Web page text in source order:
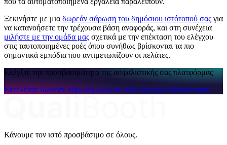
Ξεκινήστε με μια δωρεάν σάρωση του δημόσιου ιστότοπού σας για
να κατανοήσετε την τρέχουσα βάση αναφοράς, και στη συνέχεια
μιλήστε με την ομάδα μας σχετικά με την επέκταση του ελέγχου
στις ταυτοποιημένες ροές όπου συνήθως βρίσκονται τα πιο
σημαντικά εμπόδια που αντιμετωπίζουν οι πελάτες.
Ελέγξτε την προσβασιμότητα της ασφαλιστικής σας πλατφόρμας
Εκτελέστε δωρεάν σάρωση Δωρεάν σάρωση προσβασιμότητας
Κάνουμε τον ιστό προσβάσιμο σε όλους.